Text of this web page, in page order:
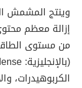
إزالة معظم
من مستوى
الكربوهيدرات،